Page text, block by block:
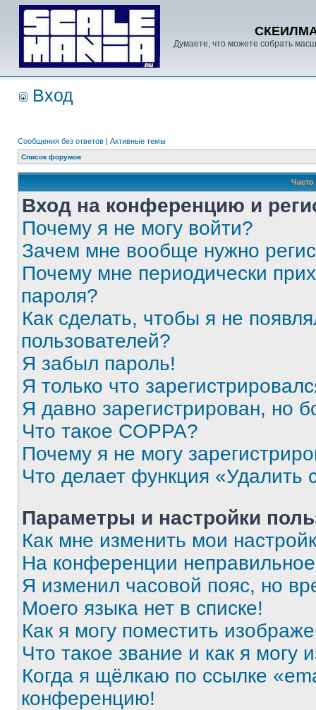
Думаете, что можете собрать
Вход
Сообщения без ответов | Активные темы
Список форумов
Вход на конференцию и
Почему я не могу войти?
Зачем мне вообще нужно
Почему мне периодически
пароля?
Как сделать, чтобы я не
пользователей?
Я забыл пароль!
Я только что
Я давно зарегистрирован, но
Что такое COPPA?
Почему я не могу
Что делает функция «Удалить
Параметры и настройки
Как мне изменить мои
На конференции
Я изменил часовой пояс, но
Моего языка нет в списке!
Как я могу поместить
Что такое звание и как я могу
Когда я щёлкаю по ссылке
конференцию!